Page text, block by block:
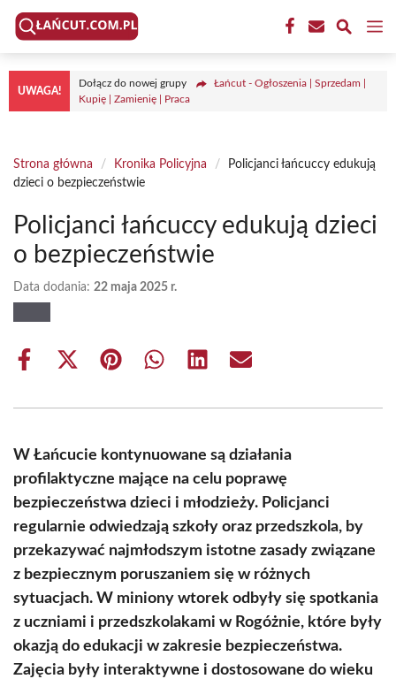
Przejdź
treści
UWAGA!
Dołącz do nowej grupy
Łańcut - Ogłoszenia | Sprzedam |
Kupię | Zamienię | Praca
Strona główna / Kronika Policyjna /
Policjanci łańcuccy edukują
dzieci o bezpieczeństwie
Policjanci łańcuccy edukują dzieci
o bezpieczeństwie
Data dodania: 22 maja 2025 r.
Share
Share
(Twitter)
Share Share Share Share
W Łańcucie kontynuowane są działania
profilaktyczne mające na celu poprawę
bezpieczeństwa dzieci i młodzieży. Policjanci
regularnie odwiedzają szkoły oraz przedszkola, by
przekazywać najmłodszym istotne zasady związane
z bezpiecznym poruszaniem się w różnych
sytuacjach. W miniony wtorek odbyły się spotkania
z uczniami i przedszkolakami w Rogóżnie, które były
okazją do edukacji w zakresie bezpieczeństwa.
Zajęcia były interaktywne i dostosowane do wieku